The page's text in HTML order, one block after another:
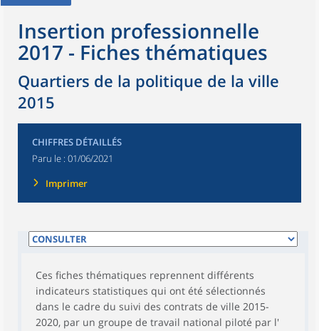
Insertion professionnelle
2017 - Fiches thématiques
Quartiers de la politique de la ville
2015
CHIFFRES DÉTAILLÉS
Paru le : 01/06/2021
Imprimer
Ces fiches thématiques reprennent différents
indicateurs statistiques qui ont été sélectionnés
dans le cadre du suivi des contrats de ville 2015-
2020, par un groupe de travail national piloté par l'